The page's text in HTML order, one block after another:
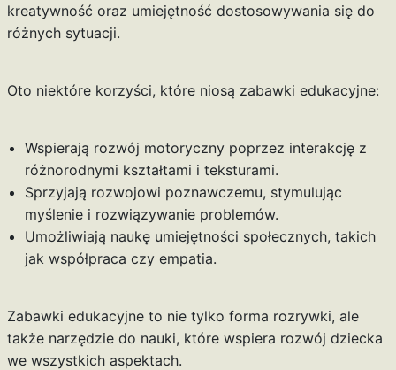
kreatywność oraz umiejętność dostosowywania się do
różnych sytuacji.
Oto niektóre korzyści, które niosą zabawki edukacyjne:
Wspierają rozwój motoryczny poprzez interakcję z
różnorodnymi kształtami i teksturami.
Sprzyjają rozwojowi poznawczemu, stymulując
myślenie i rozwiązywanie problemów.
Umożliwiają naukę umiejętności społecznych, takich
jak współpraca czy empatia.
Zabawki edukacyjne to nie tylko forma rozrywki, ale
także narzędzie do nauki, które wspiera rozwój dziecka
we wszystkich aspektach.